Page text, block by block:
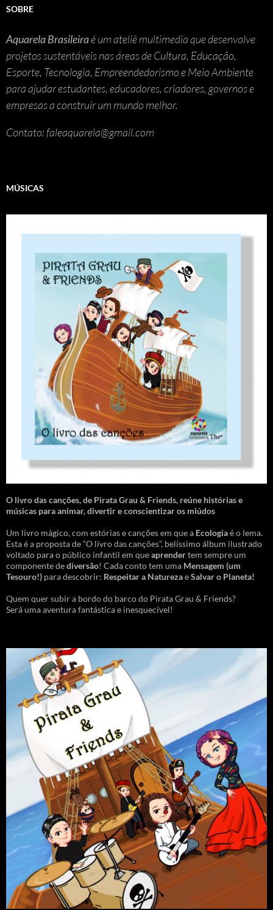
SOBRE
Aquarela Brasileiraé um ateliê multimedia que desenvolve
projetos sustentáveis nas áreas de Cultura, Educação,
Esporte, Tecnologia, Empreendedorismo e Meio Ambiente
para ajudar estudantes, educadores, criadores, governos e
empresas a construir um mundo melhor.
Contato: faleaquarela@gmail.com
MÚSICAS
O livro das canções,de Pirata Grau & Friends, reúne histórias e
músicas para animar, divertir e conscientizar os miúdos
Um livro mágico, com estórias e canções em que a Ecologiaé o lema.
Esta é a proposta de “O livro das canções”, belíssimo álbum ilustrado
voltado para o público infantil em queaprendertem sempre um
componente dediversão! Cada conto tem uma Mensagem (um
Tesouro!) para descobrir: Respeitar a NaturezaeSalvar o Planeta!
Quem quer subir a bordo do barco do Pirata Grau & Friends?
Será uma aventura fantástica e inesquecível!